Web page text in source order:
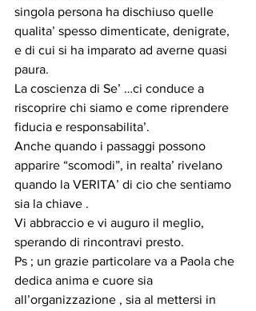
singola persona ha dischiuso quelle
qualita’ spesso dimenticate, denigrate,
e di cui si ha imparato ad averne quasi
paura.
La coscienza di Se’ …ci conduce a
riscoprire chi siamo e come riprendere
fiducia e responsabilita’.
Anche quando i passaggi possono
apparire “scomodi”, in realta’ rivelano
quando la VERITA’ di cio che sentiamo
sia la chiave .
Vi abbraccio e vi auguro il meglio,
sperando di rincontravi presto.
Ps ; un grazie particolare va a Paola che
dedica anima e cuore sia
all’organizzazione , sia al mettersi in